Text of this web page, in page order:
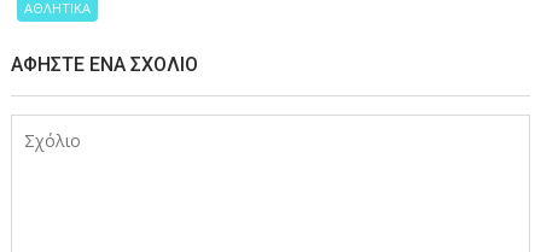
ΑΘΛΗΤΙΚΑ
ΑΦΉΣΤΕ ΈΝΑ ΣΧΌΛΙΟ